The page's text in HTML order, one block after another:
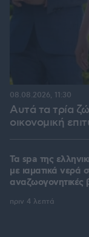
Αυτά τα τρία
οικονομική
08.08.2026, 11:30
Τα spa της
με ιαματικά νερά
αναζωογονητικές
πριν 4 λεπτά